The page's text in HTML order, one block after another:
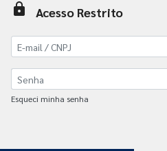
lock Acesso Restrito
Esqueci minha senha